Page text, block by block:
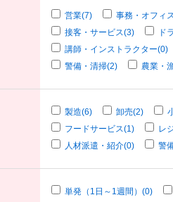
営業(7)
事務・オフィ
接客・サービス(3)
ド
講師・インストラクター(0)
警備・清掃(2)
農業・
製造(6) 卸売(2)
フードサービス(1)
レ
人材派遣・紹介(0)
警
単発（1日～1週間）(0)